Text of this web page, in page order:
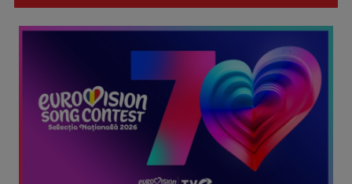
Întâlnire cu jazz-ul autohton, la TVR Cultural: „Contemporan
în România”, un ...